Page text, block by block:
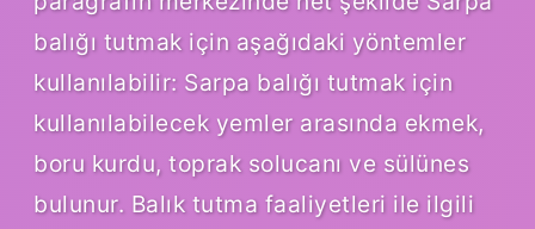
balığı tutmak için aşağıdaki yöntemler
kullanılabilir: Sarpa balığı tutmak için
kullanılabilecek yemler arasında ekmek,
boru kurdu, toprak solucanı ve sülünes
bulunur. Balık tutma faaliyetleri ile ilgili